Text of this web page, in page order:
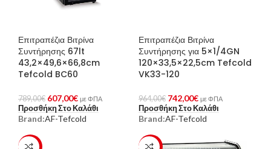
Επιτραπέζια Βιτρίνα
Συντήρησης 67lt
43,2×49,6×66,8cm
Tefcold BC60
789,00€ 607,00€ με ΦΠΑ
Προσθήκη Στο Καλάθι
Brand:AF-Tefcold
Επιτραπέζια Βιτρίνα
Συντήρησης για 5×1/4GN
120×33,5×22,5cm Tefcold
VK33-120
964,00€ 742,00€ με ΦΠΑ
Προσθήκη Στο Καλάθι
Brand:AF-Tefcold
-23% -23%